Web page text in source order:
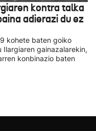
kontra talka
adierazi du ez
kohete baten goiko
gainazalarekin,
konbinazio baten